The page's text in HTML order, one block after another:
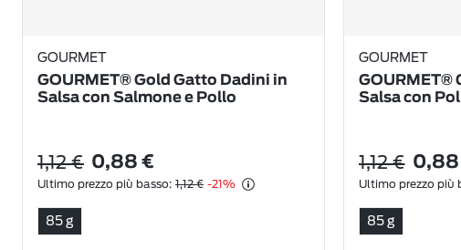
GOURMET
GOURMET® Gold Gatto Dadini in
Salsa con Salmone e Pollo
1,12 € 0,88 €
Ultimo prezzo più basso: 1,12 € -21%
85 g
GOURMET
GOURMET®
Salsa con
1,12 € 0,88
Ultimo prezzo più
85 g